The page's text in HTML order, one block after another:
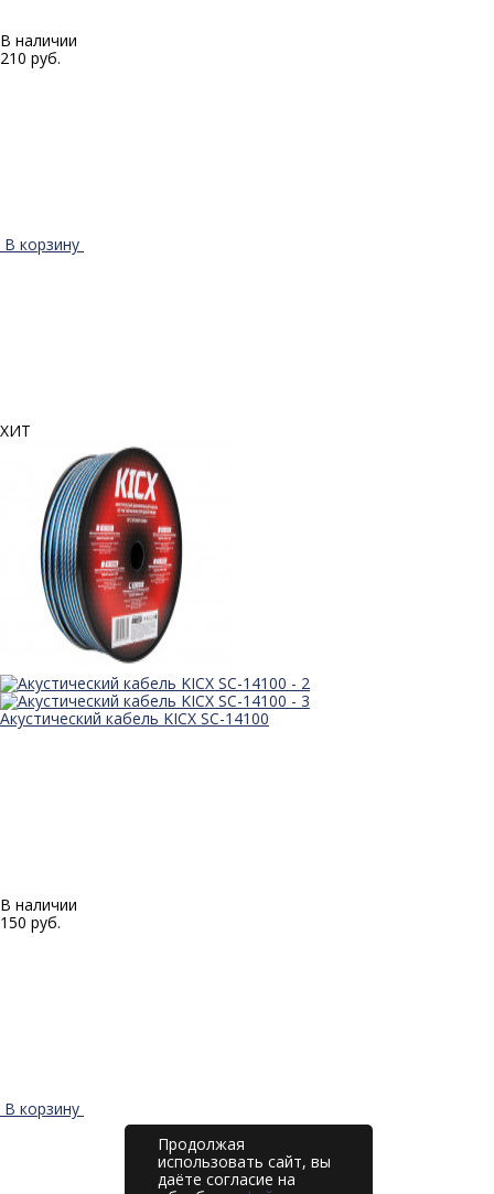
В наличии
210 руб.
В корзину
ХИТ
Акустический кабель KICX SC-14100
В наличии
150 руб.
В корзину
Продолжая
использовать сайт, вы
даёте согласие на